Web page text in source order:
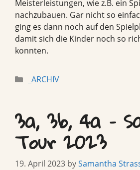
Meisterleistungen, wie z.B. ein
nachzubauen. Gar nicht so
ging es dann noch auf den
damit sich die Kinder noch so
konnten.
Categories
_ARCHIV
3a, 3b, 4a –
Tour 2023
19. April 2023 bySamantha